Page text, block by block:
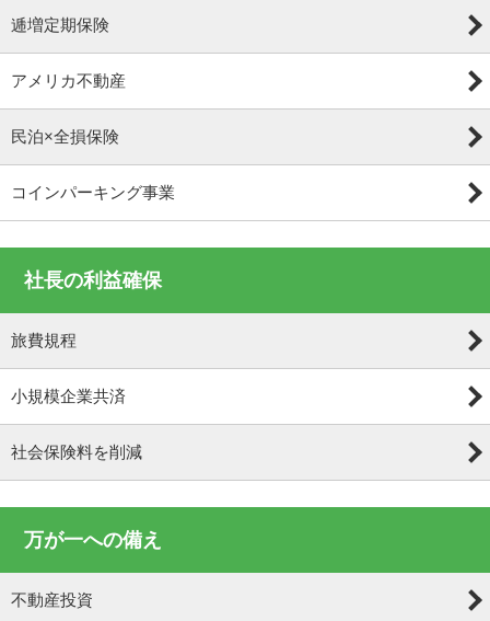
逓増定期保険
アメリカ不動産
民泊×全損保険
コインパーキング事業
社長の利益確保
旅費規程
小規模企業共済
社会保険料を削減
万が一への備え
不動産投資